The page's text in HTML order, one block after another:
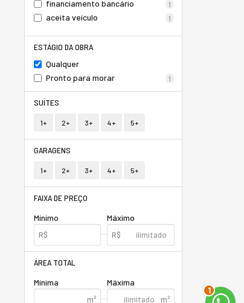
financiamento bancário 1
aceita veículo 1
ESTÁGIO DA OBRA
Qualquer
Pronto para morar
1
SUÍTES
1+ 2+ 3+ 4+ 5+
GARAGENS
1+ 2+ 3+ 4+ 5+
FAIXA DE PREÇO
Mínimo
Máximo
ÁREA TOTAL
Mínima
Máxima
2